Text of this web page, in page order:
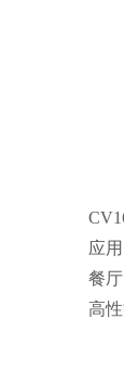
应用
餐
高